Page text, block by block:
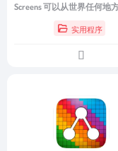
实用程序